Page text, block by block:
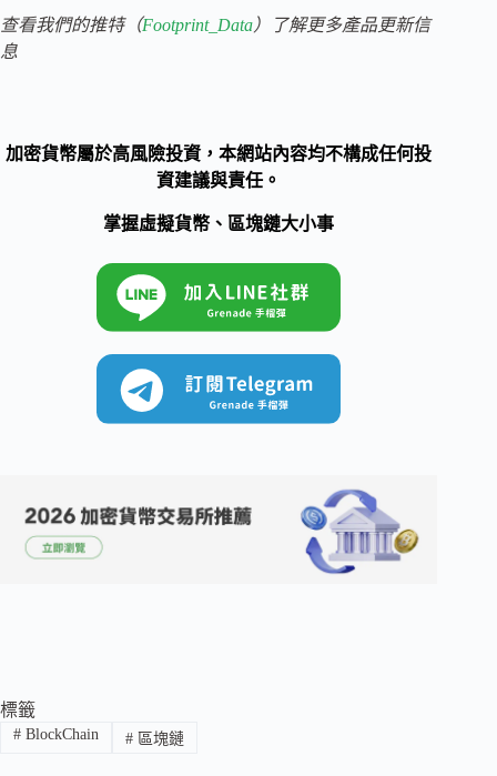
查看我們的推特（Footprint_Data）了解更多產品更新信
息
加密貨幣屬於高風險投資，本網站內容均不構成任何投
資建議與責任。
掌握虛擬貨幣、區塊鏈大小事
標籤
#BlockChain #區塊鏈